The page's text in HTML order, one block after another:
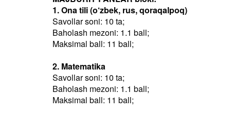
1. Ona tili (o‘zbek, rus, qoraqalpoq)
Savollar soni: 10 ta;
Baholash mezoni: 1.1 ball;
Maksimal ball: 11 ball;
2. Matematika
Savollar soni: 10 ta;
Baholash mezoni: 1.1 ball;
Maksimal ball: 11 ball;